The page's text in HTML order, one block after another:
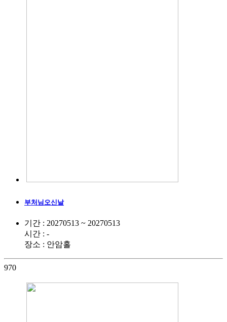
부처님오신날
기간 : 20270513 ~ 20270513
시간 : -
장소 : 안암홀
970